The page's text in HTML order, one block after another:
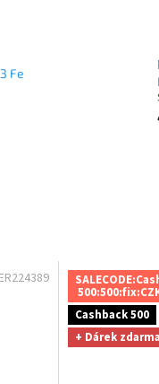
Fe
Cashback 500
+ Dárek zdarma